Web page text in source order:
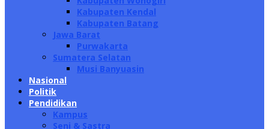
Kabupaten Kendal
Kabupaten Batang
Jawa Barat
Purwakarta
Sumatera Selatan
Musi Banyuasin
Nasional
Politik
Pendidikan
Kampus
Seni & Sastra